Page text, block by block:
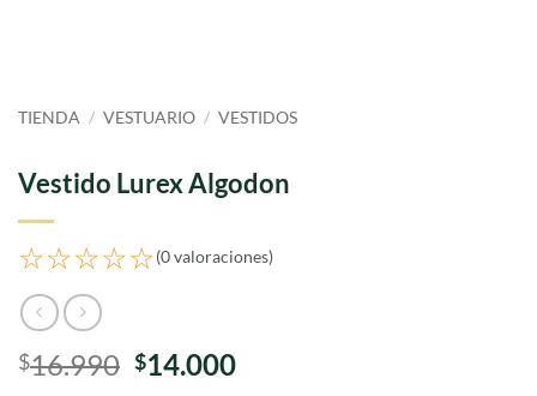
TIENDA / VESTUARIO / VESTIDOS
Vestido Lurex Algodon
☆☆☆☆☆(0 valoraciones)
$16.990 El
$14.000El